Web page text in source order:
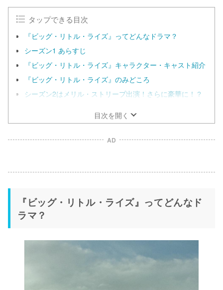
タップできる目次
『ビッグ・リトル・ライズ』ってどんなドラマ？
シーズン1 あらすじ
『ビッグ・リトル・ライズ』キャラクター・キャスト紹介
『ビッグ・リトル・ライズ』のみどころ
シーズン2はメリル・ストリープ出演！さらに豪華に！？
目次を開く
AD
『ビッグ・リトル・ライズ』ってどんなド
ラマ？